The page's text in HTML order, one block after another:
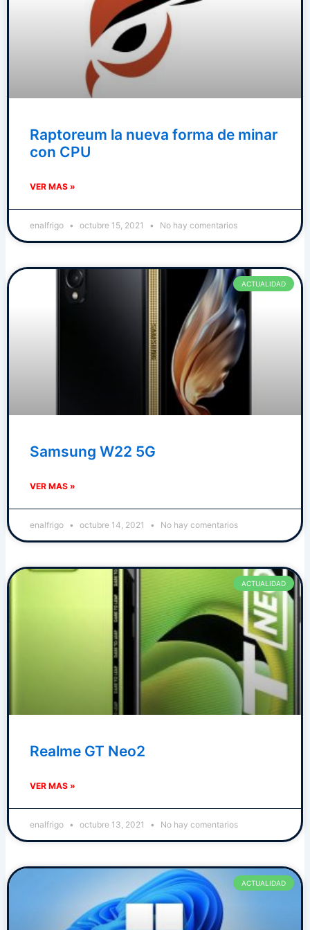
Raptoreum la nueva forma de minar
con CPU
VER MAS »
enalfrigo octubre 15, 2021 No hay comentarios
ACTUALIDAD
Samsung W22 5G
VER MAS »
enalfrigo octubre 14, 2021 No hay comentarios
ACTUALIDAD
Realme GT Neo2
VER MAS »
enalfrigo octubre 13, 2021 No hay comentarios
ACTUALIDAD